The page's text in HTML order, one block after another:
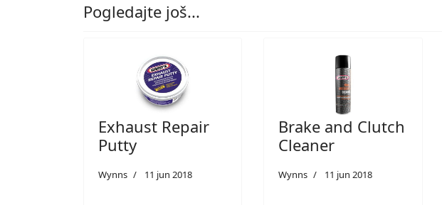
Pogledajte još...
Exhaust Repair
Putty
Wynns 11 jun 2018
Brake and Clutch
Cleaner
Wynns 11 jun 2018